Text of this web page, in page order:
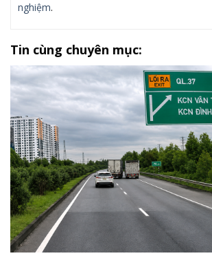
nghiệm.
Tin cùng chuyên mục: